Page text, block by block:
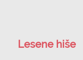
Lesene hiše